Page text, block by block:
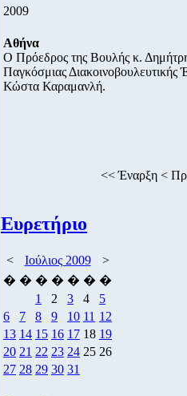
2009
Αθήνα
Ο Πρόεδρος της Βουλής κ.
Παγκόσμιας
Κώστα Καραμανλή.
<<Έναρξη <
Ευρετήριο
< Ιούλιος 2009
>
� � � � � � �
1
2 3 4
5
6
7 8 9 10 11 12
13 14 15 16 17 18 19
20 21 22 23 24 25 26
27 28 29 30 31